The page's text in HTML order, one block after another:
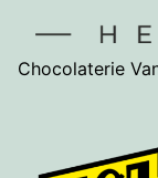
Chocolaterie